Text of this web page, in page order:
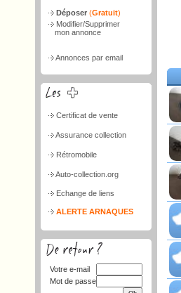
Déposer (Gratuit)
Modifier/Supprimer
mon annonce
Annonces par email
Certificat de vente
Assurance collection
Rétromobile
Auto-collection.org
Echange de liens
ALERTE ARNAQUES
Votre e-mail
Mot de passe